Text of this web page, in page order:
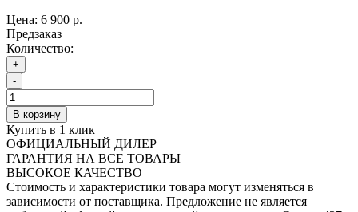
Цена: 6 900 р.
Предзаказ
Количество:
+
-
В корзину
Купить в 1 клик
ОФИЦИАЛЬНЫЙ ДИЛЕР
ГАРАНТИЯ НА ВСЕ ТОВАРЫ
ВЫСОКОЕ КАЧЕСТВО
Стоимость и характеристики товара могут изменяться в
зависимости от поставщика. Предложение не является